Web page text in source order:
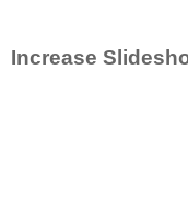
Increase